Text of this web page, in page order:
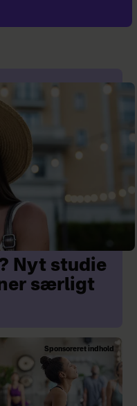
Nyt studie
særligt
Sponsoreret indhold